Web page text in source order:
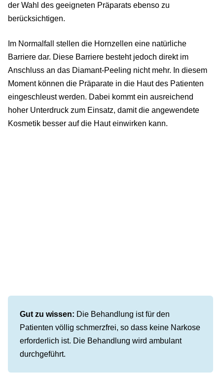
der Wahl des geeigneten Präparats ebenso zu
berücksichtigen.
Im Normalfall stellen die Hornzellen eine natürliche
Barriere dar. Diese Barriere besteht jedoch direkt im
Anschluss an das Diamant-Peeling nicht mehr. In diesem
Moment können die Präparate in die Haut des Patienten
eingeschleust werden. Dabei kommt ein ausreichend
hoher Unterdruck zum Einsatz, damit die angewendete
Kosmetik besser auf die Haut einwirken kann.
Gut zu wissen: Die Behandlung ist für den
Patienten völlig schmerzfrei, so dass keine Narkose
erforderlich ist. Die Behandlung wird ambulant
durchgeführt.